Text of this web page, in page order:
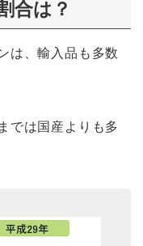
合は？
は、輸入品も多数
では国産よりも多